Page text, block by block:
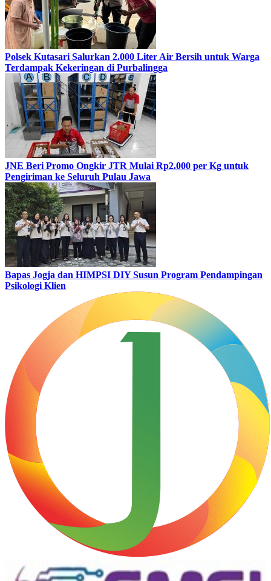
Polsek Kutasari Salurkan 2.000 Liter Air Bersih untuk Warga
Terdampak Kekeringan di Purbalingga
JNE Beri Promo Ongkir JTR Mulai Rp2.000 per Kg untuk
Pengiriman ke Seluruh Pulau Jawa
Bapas Jogja dan HIMPSI DIY Susun Program Pendampingan
Psikologi Klien